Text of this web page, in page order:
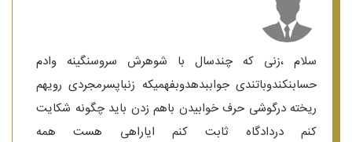
سلام ،زنی که چندسال با شوهرش سروسنگینه وادم
حسابنکندوباتندی جواببدهدوبفهمیکه زنباپسرمجردی رویهم
ریخته درگوشی حرف خوابیدن باهم زدن باید چگونه شکایت
کنم دردادگاه ثابت کنم ایاراهی هست همه